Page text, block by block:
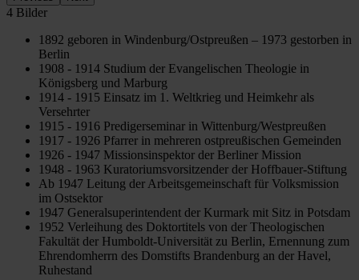
4 Bilder
1892 geboren in Windenburg/Ostpreußen – 1973 gestorben in
Berlin
1908 - 1914 Studium der Evangelischen Theologie in
Königsberg und Marburg
1914 - 1915 Einsatz im 1. Weltkrieg und Heimkehr als
Versehrter
1915 - 1916 Predigerseminar in Wittenburg/Westpreußen
1917 - 1926 Pfarrer in mehreren ostpreußischen Gemeinden
1926 - 1947 Missionsinspektor der Berliner Mission
1948 - 1963 Kuratoriumsvorsitzender der Hoffbauer-Stiftung
Ab 1947 Leitung der Arbeitsgemeinschaft für Volksmission
im Ostsektor
1947 Generalsuperintendent der Kurmark mit Sitz in Potsdam
1952 Verleihung des Doktortitels von der Theologischen
Fakultät der Humboldt-Universität zu Berlin, Ernennung zum
Ehrendomherrn des Domstifts Brandenburg an der Havel,
Ruhestand